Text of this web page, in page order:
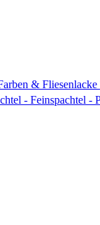
& Fliesenlacke
- Feinspachtel -